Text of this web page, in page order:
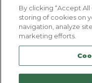
By clicking “Accept
storing of cookies on
navigation, analyze
marketing efforts.